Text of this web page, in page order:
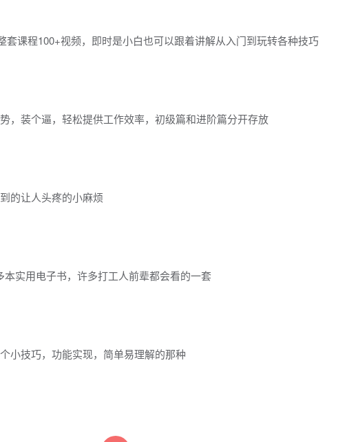
套课程100+视频，即时是小白也可以跟着讲解从入门到玩转各种技巧
，装个逼，轻松提供工作效率，初级篇和进阶篇分开存放
的让人头疼的小麻烦
实用电子书，许多打工人前辈都会看的一套
小技巧，功能实现，简单易理解的那种